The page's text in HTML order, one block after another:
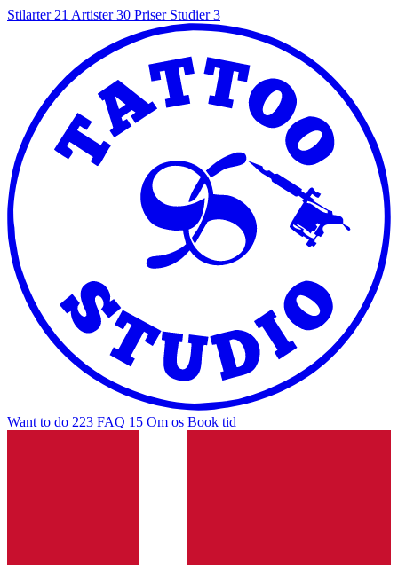
Stilarter 21 Artister30 Priser Studier3
Want to do 223 FAQ 15 Om os Book tid